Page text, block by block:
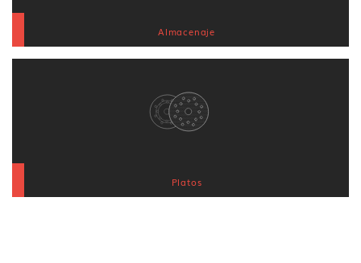
Almacenaje
Platos